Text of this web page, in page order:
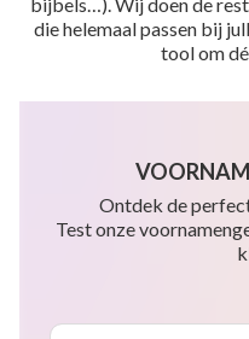
die helemaal passen bij
tool om
Ontdek de
Test onze